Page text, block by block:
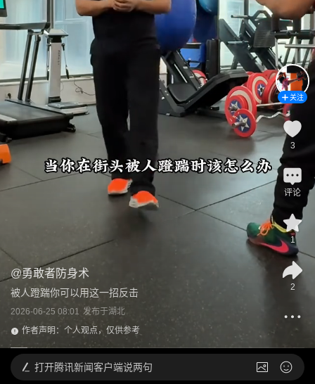
@勇敢者防身术
被人蹬踹你可以用这一招反击
2026-06-25 08:01 发布于湖北
作者声明：个人观点，仅供参考
关注
3
评论
1
2
打开腾讯新闻客户端说两句